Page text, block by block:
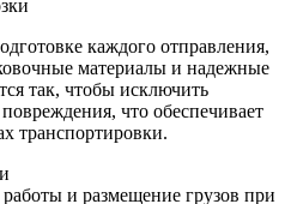
каждого отправления,
материалы и надежные
так, чтобы исключить
что обеспечивает
транспортировки.